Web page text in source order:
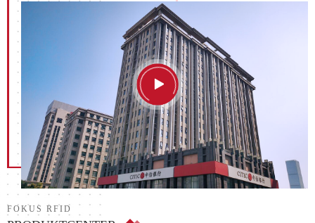
FOKUS RFID